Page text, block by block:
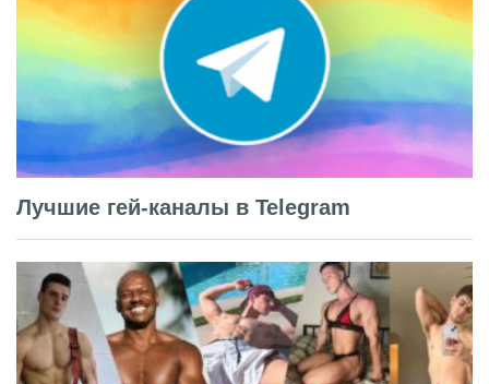
Лучшие гей-каналы в Telegram